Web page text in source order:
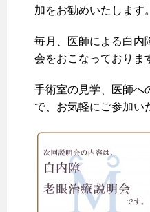
加をお勧めいたします。
毎月、医師による白内
会をおこなっておりま
手術室の見学、医師へ
で、お気軽にご参加い